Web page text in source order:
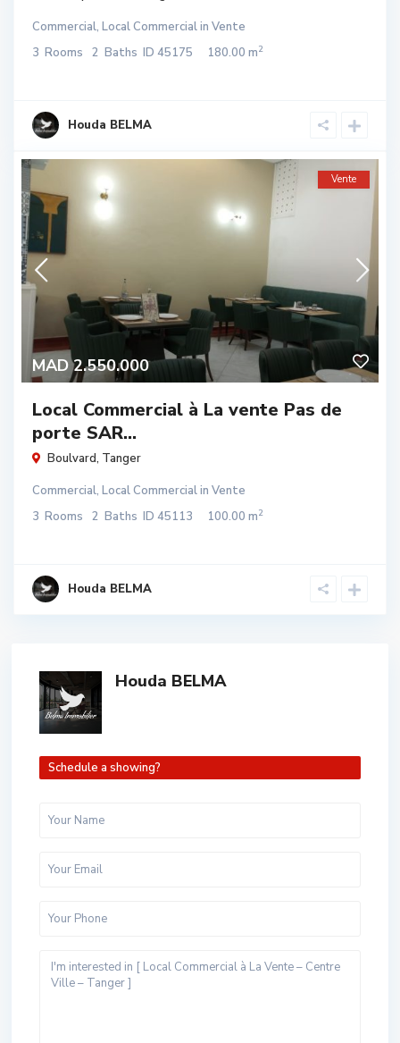
Commercial, Local Commercialin Vente
3 Rooms 2 Baths ID 45175 180.00 m2
Houda BELMA
MAD 2.550.000
Vente
Local Commercial à La vente Pas de
porte SAR...
Boulvard, Tanger
Commercial, Local Commercialin Vente
3 Rooms 2 Baths ID 45113 100.00 m2
Houda BELMA
Houda BELMA
Schedule a showing?